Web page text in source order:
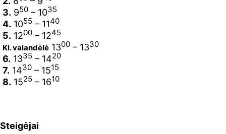
3. 950 – 1035
4. 1055 – 1140
5. 1200 – 1245
Kl. valandėlė 1300 – 1330
6. 1335 – 1420
7. 1430 – 1515
8. 1525 – 1610
Steigėjai